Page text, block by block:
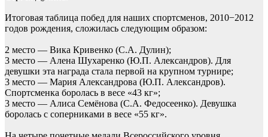
Итоговая таблица побед для наших спортсменов, 2010−2012
годов рождения, сложилась следующим образом:
2 место — Вика Кривенко (С.А. Дулин);
3 место — Алена Шухаренко (Ю.П. Александров). Для
девушки эта награда стала первой на крупном турнире;
3 место — Мария Александрова (Ю.П. Александров).
Спортсменка боролась в весе «43 кг»;
3 место — Алиса Семёнова (С.А. Федосеенко). Девушка
боролась с соперниками в весе «55 кг».